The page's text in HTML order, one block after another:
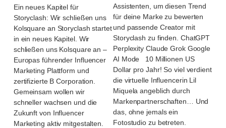
Ein neues Kapitel für
Storyclash: Wir schließen uns
Kolsquare an Storyclash startet
in ein neues Kapitel. Wir
schließen uns Kolsquare an –
Europas führender Influencer
Marketing Plattform und
zertifizierte B Corporation.
Gemeinsam wollen wir
schneller wachsen und die
Zukunft von Influencer
Marketing aktiv mitgestalten.
Assistenten, um diesen Trend
für deine Marke zu bewerten
und passende Creator mit
Storyclash zu finden. ChatGPT
Perplexity Claude Grok Google
AI Mode 10 Millionen US
Dollar pro Jahr! So viel verdient
die virtuelle Influencerin Lil
Miquela angeblich durch
Markenpartnerschaften… Und
das, ohne jemals ein
Fotostudio zu betreten.